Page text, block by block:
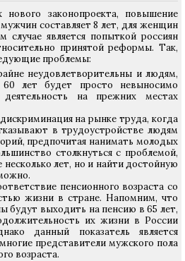
законопроекта, повышение
составляет 8 лет, для женщин
является попыткой россиян
принятой реформы. Так,
проблемы:
неудовлетворительны и людям,
60 лет будет просто невыносимо
на прежних местах
на рынке труда, когда
в трудоустройстве людям
предпочитая нанимать молодых
столкнуться с проблемой,
лет, но и найти достойную
пенсионного возраста со
жизни в стране. Напомним, что
будут выходить на пенсию в 65 лет,
их жизни в России
данный показатель является
представители мужского пола
возраста.